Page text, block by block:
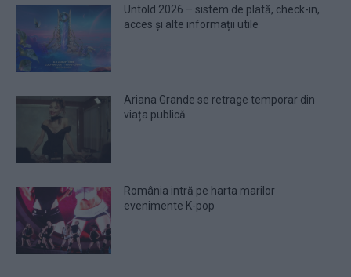
Untold 2026 – sistem de plată, check-in,
acces și alte informații utile
Ariana Grande se retrage temporar din
viața publică
România intră pe harta marilor
evenimente K-pop